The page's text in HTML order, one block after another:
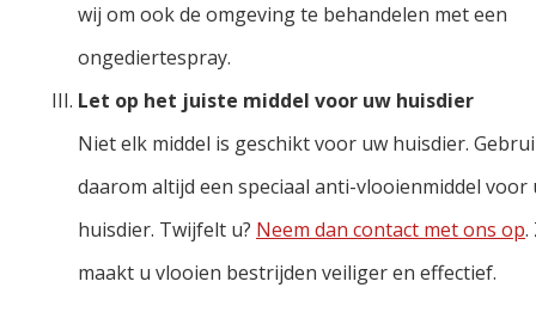
wij om ook de omgeving te behandelen met een
ongediertespray.
Let op het juiste middel voor uw huisdier
Niet elk middel is geschikt voor uw huisdier.
daarom altijd een speciaal anti-vlooienmiddel voor
huisdier. Twijfelt u? Neem dan contact met ons op.
maakt u vlooien bestrijden veiliger en effectief.